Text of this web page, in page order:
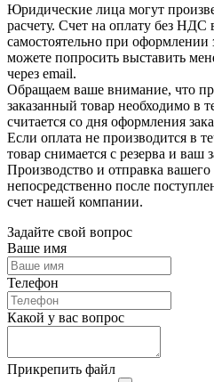
Юридические лица могут
расчету. Счет на оплату без НДС
самостоятельно при оформлении
можете попросить выставить
через email.
Обращаем ваше внимание, что
заказанный товар необходимо в
считается со дня оформления
Если оплата не производится в
товар снимается с резерва и ваш
Производство и отправка вашего
непосредственно после
счет нашей компании.
Задайте свой вопрос
Ваше имя
Телефон
Какой у вас вопрос
Прикрепить файл